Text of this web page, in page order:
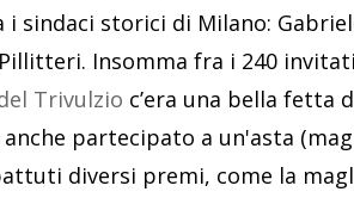
Amici
del
Trivulzio
i sindaci storici di Milano:
Insomma fra i 240
Trivulzio c’era una bella fetta
anche partecipato a un'asta
diversi premi, come la